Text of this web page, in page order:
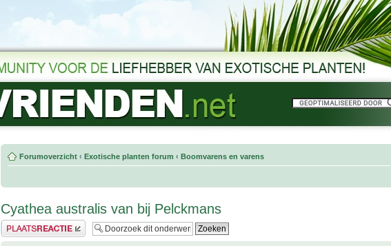
Forumoverzicht ‹ Exotische planten forum ‹ Boomvarens en varens
Cyathea australis van bij Pelckmans
Plaats een reactie